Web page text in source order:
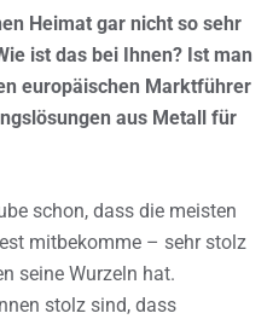
Heimat gar nicht so sehr
ist das bei Ihnen? Ist man
europäischen Marktführer
aus Metall für
schon, dass die meisten
mitbekomme – sehr stolz
seine Wurzeln hat.
stolz sind, dass